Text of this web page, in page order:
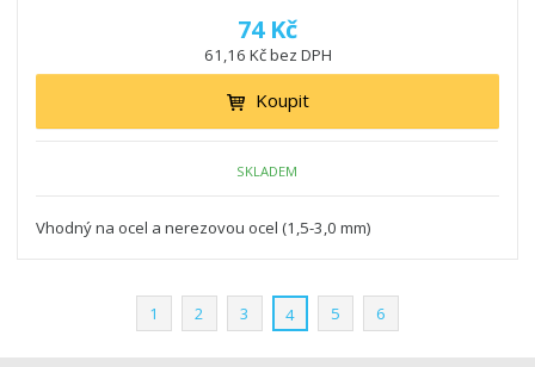
74 Kč
61,16 Kč bez DPH
Koupit
SKLADEM
Vhodný na ocel a nerezovou ocel (1,5-3,0 mm)
1 2 3 4 5 6